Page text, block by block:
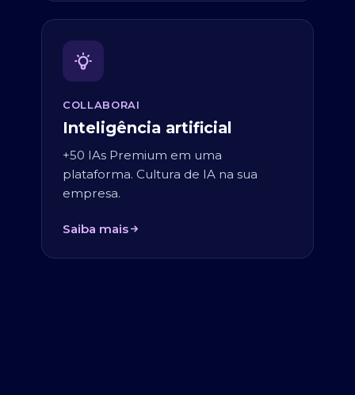
COLLABORAI
Inteligência artificial
+50 IAs Premium em uma
plataforma. Cultura de IA na sua
empresa.
Saiba mais